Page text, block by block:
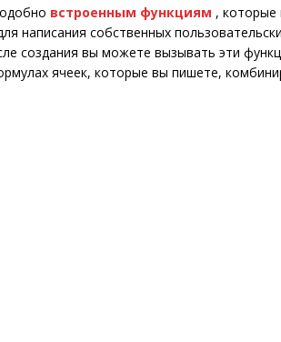
встроенным функциям , которые
написания собственных
создания вы можете вызывать эти
ячеек, которые вы пишете,